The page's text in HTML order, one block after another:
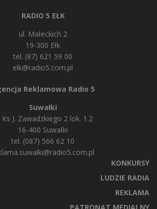
RADIO 5 EŁK
ul. Małeckich 2
19-300 Ełk
tel. (87) 621 59 00
elk@radio5.com.pl
Reklamowa Radio 5
Suwałki
Ks J. Zawadzkiego 2 lok. 1.2
16-400 Suwałki
tel. (087) 566 62 10
KONKURSY
LUDZIE RADIA
REKLAMA